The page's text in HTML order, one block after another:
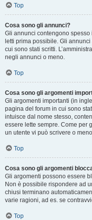
Top
Cosa sono gli annunci?
Gli annunci contengono
letti prima possibile. Gli
cui sono stati scritti.
negli annunci o meno.
Top
Cosa sono gli argomenti
Gli argomenti importanti (in
pagina del forum in cui sono
intuisce dal nome stesso,
essere lette sempre. Come per
un utente vi può scrivere o
Top
Cosa sono gli argomenti
Gli argomenti possono essere
Non è possibile rispondere ad
chiusi terminano
varie ragioni, ad es. se
Top